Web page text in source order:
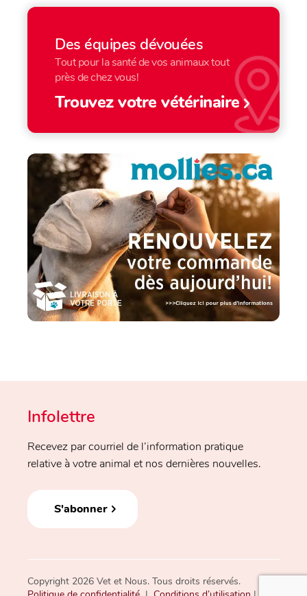
Des équipes dévouées
Tout pour la santé de vos animaux tout
près de chez vous!
Trouvez votre vétérinaire
Infolettre
Recevez par courriel de l’information pratique
relative à votre animal et nos dernières nouvelles.
S'abonner
Copyright 2026 Vet et Nous. Tous droits réservés.